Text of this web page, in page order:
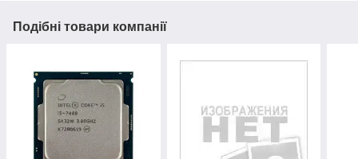
Подібні товари компанії